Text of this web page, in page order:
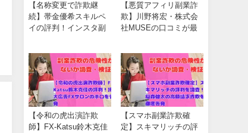
【名称変更で詐欺継
続】帯金優希スキルペ
イの評判！インスタ副
【悪質アフィリ副業詐
欺】川野将宏・株式会
社MUSEの口コミが最
【令和の虎出演詐欺
師】FX-Katsu鈴木克佳
【スマホ副業詐欺確
定】スキマリッチの評